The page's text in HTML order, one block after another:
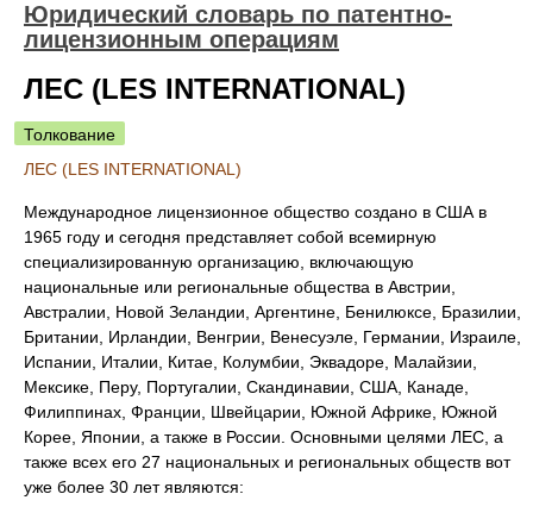
Юридический словарь по патентно-
лицензионным операциям
ЛЕС (LES INTERNATIONAL)
Толкование
ЛЕС (LES INTERNATIONAL)
Международное лицензионное общество создано в США в
1965 году и сегодня представляет собой всемирную
специализированную организацию, включающую
национальные или региональные общества в Австрии,
Австралии, Новой Зеландии, Аргентине, Бенилюксе, Бразилии,
Британии, Ирландии, Венгрии, Венесуэле, Германии, Израиле,
Испании, Италии, Китае, Колумбии, Эквадоре, Малайзии,
Мексике, Перу, Португалии, Скандинавии, США, Канаде,
Филиппинах, Франции, Швейцарии, Южной Африке, Южной
Корее, Японии, а также в России. Основными целями ЛЕС, а
также всех его 27 национальных и региональных обществ вот
уже более 30 лет являются: